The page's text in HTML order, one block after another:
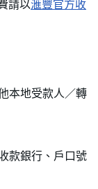
請以滙豐官方收
本地受款人／轉
款銀行、戶口號